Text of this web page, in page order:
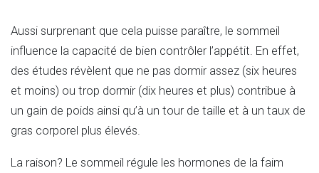
Aussi surprenant que cela puisse paraître, le sommeil
influence la capacité de bien contrôler l’appétit. En effet,
des études révèlent que ne pas dormir assez (six heures
et moins) ou trop dormir (dix heures et plus) contribue à
un gain de poids ainsi qu’à un tour de taille et à un taux de
gras corporel plus élevés.
La raison? Le sommeil régule les hormones de la faim